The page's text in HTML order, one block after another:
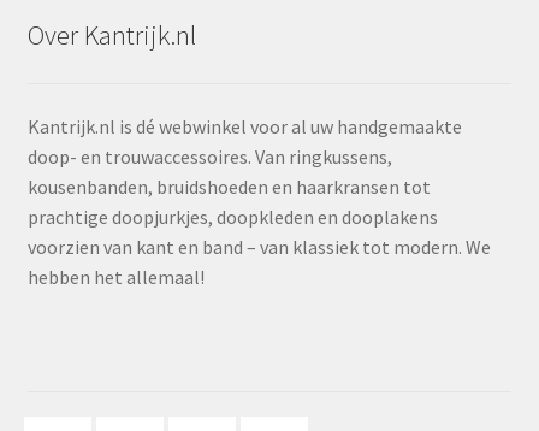
Over Kantrijk.nl
Kantrijk.nl is dé webwinkel voor al uw handgemaakte
doop- en trouwaccessoires. Van ringkussens,
kousenbanden, bruidshoeden en haarkransen tot
prachtige doopjurkjes, doopkleden en dooplakens
voorzien van kant en band – van klassiek tot modern. We
hebben het allemaal!